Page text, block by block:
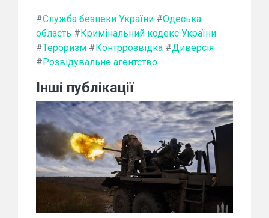
#Служба безпеки України #Одеська
область #Кримінальний кодекс України
#Тероризм #Контррозвідка #Диверсія
#Розвідувальне агентство
Інші публікації